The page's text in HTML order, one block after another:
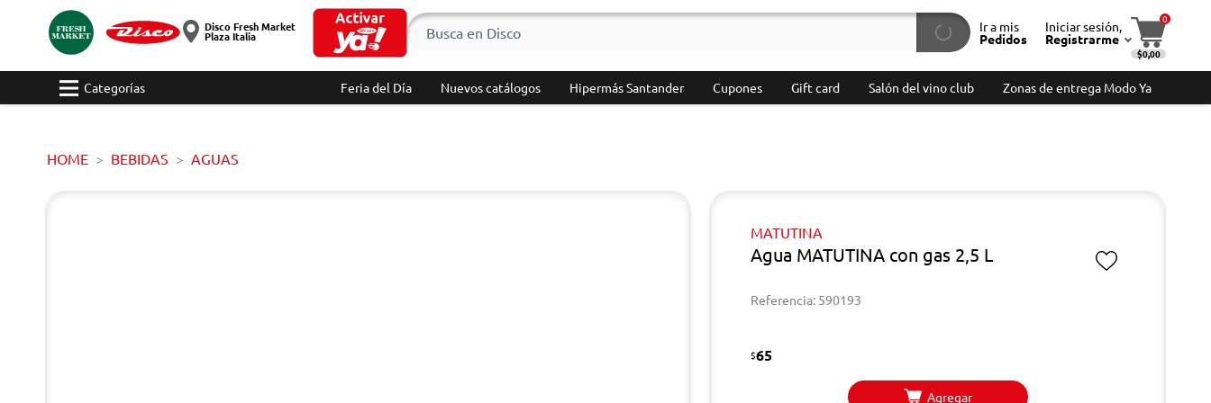
Disco Fresh Market
Plaza Italia
Ir a mis
Pedidos
Iniciar sesión,
Registrarme
0
$0,00
Categorías Feria del Día Nuevos catálogos Hipermás Santander Cupones Gift card Salón del vino club Zonas de entrega Modo Ya
HOME BEBIDAS AGUAS
MATUTINA
Agua MATUTINA con gas 2,5 L
Referencia: 590193
$65
Agregar